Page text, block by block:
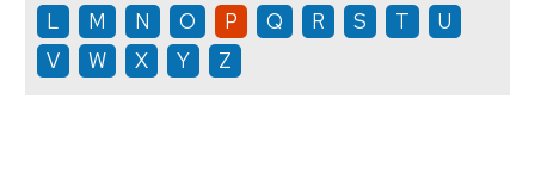
L
M N O P Q R S T
U
V
W X Y Z